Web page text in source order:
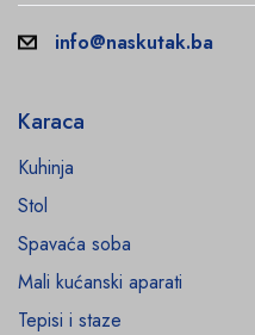
info@naskutak.ba
Karaca
Kuhinja
Stol
Spavaća soba
Mali kućanski aparati
Tepisi i staze